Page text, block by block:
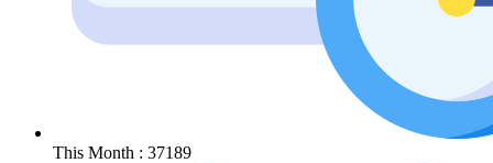
This Month : 37189